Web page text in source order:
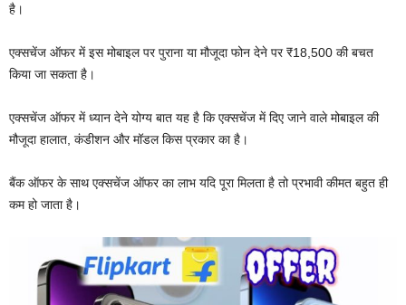
है।
एक्सचेंज ऑफर में इस मोबाइल पर पुराना या मौजूदा फोन देने पर ₹18,500 की बचत
किया जा सकता है।
एक्सचेंज ऑफर में ध्यान देने योग्य बात यह है कि एक्सचेंज में दिए जाने वाले मोबाइल की
मौजूदा हालात, कंडीशन और मॉडल किस प्रकार का है।
बैंक ऑफर के साथ एक्सचेंज ऑफर का लाभ यदि पूरा मिलता है तो प्रभावी कीमत बहुत ही
कम हो जाता है।